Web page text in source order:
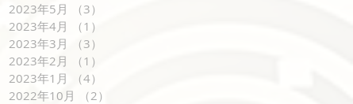
2023年5月
（3）
2023年4月
（1）
2023年3月
（3）
2023年2月
（1）
2023年1月
（4）
2022年10月
（2）